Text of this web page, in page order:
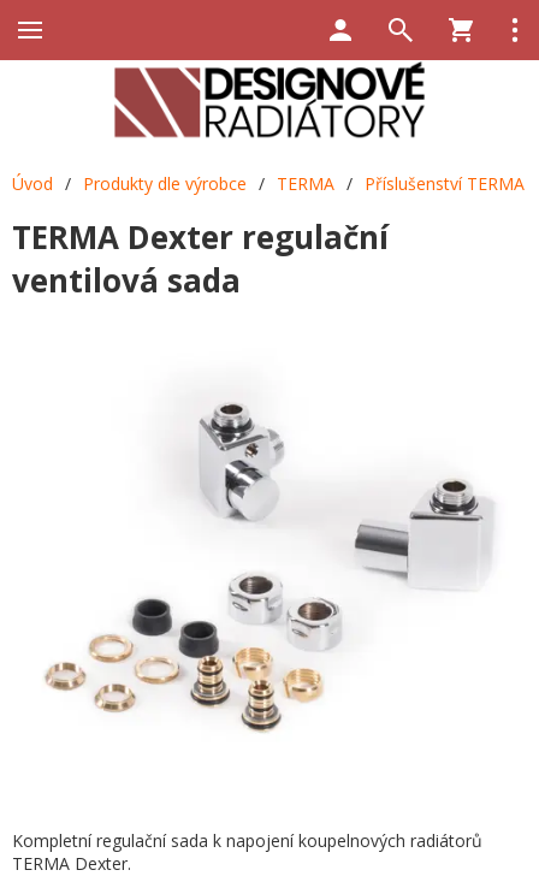
Úvod / Produkty dle výrobce / TERMA / Příslušenství TERMA
TERMA Dexter regulační
ventilová sada
Kompletní regulační sada k napojení koupelnových radiátorů
TERMA Dexter.